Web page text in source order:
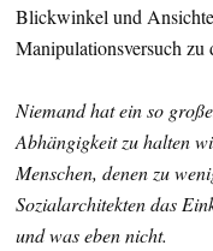
Blickwinkel und
Manipulationsversuch zu
Niemand hat ein so
Abhängigkeit zu halten
Menschen, denen zu
Sozialarchitekten das
und was eben nicht.